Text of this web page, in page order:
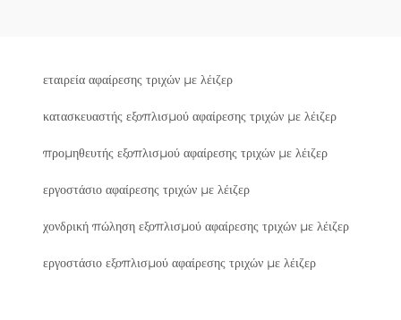
εταιρεία αφαίρεσης τριχών με λέιζερ
κατασκευαστής εξοπλισμού αφαίρεσης τριχών με λέιζερ
προμηθευτής εξοπλισμού αφαίρεσης τριχών με λέιζερ
εργοστάσιο αφαίρεσης τριχών με λέιζερ
χονδρική πώληση εξοπλισμού αφαίρεσης τριχών με λέιζερ
εργοστάσιο εξοπλισμού αφαίρεσης τριχών με λέιζερ